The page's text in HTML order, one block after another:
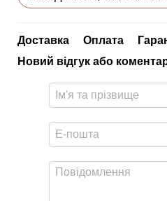
Доставка Оплата
Новий відгук або